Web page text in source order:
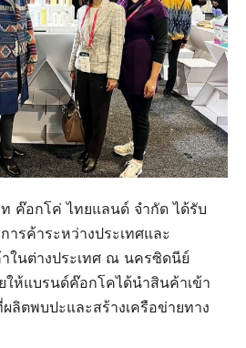
ค๊อกโค่ ไทยแลนด์ จำกัด ได้รับ
ารค้าระหว่างประเทศและ
ในต่างประเทศ ณ นครซิดนีย์
ให้แบรนด์ค๊อกโคได้นำสินค้าเข้า
ตพบปะและสร้างเครือข่ายทาง